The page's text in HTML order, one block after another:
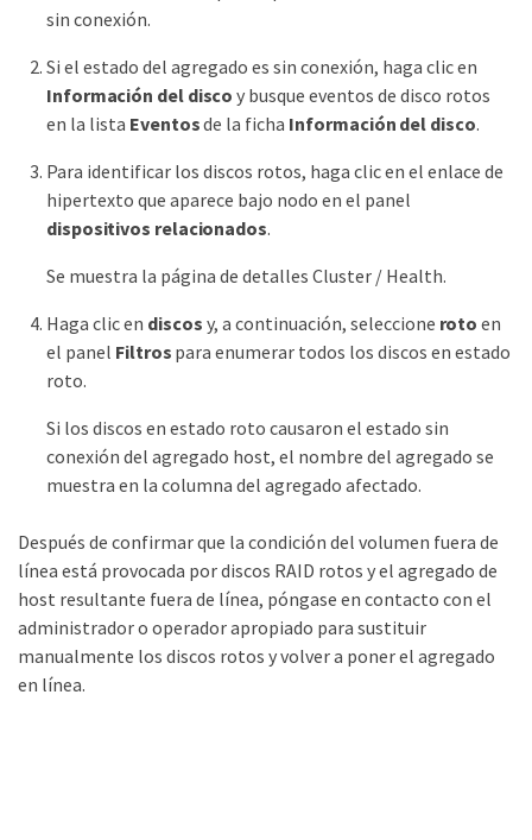
sin conexión.
Si el estado del agregado es sin conexión, haga clic en
Información del disco y busque eventos de disco rotos
en la lista Eventosde la ficha Información del disco.
Para identificar los discos rotos, haga clic en el enlace de
hipertexto que aparece bajo nodo en el panel
dispositivos relacionados.
Se muestra la página de detalles Cluster / Health.
Haga clic en discos y, a continuación, seleccione roto en
el panel Filtros para enumerar todos los discos en estado
roto.
Si los discos en estado roto causaron el estado sin
conexión del agregado host, el nombre del agregado se
muestra en la columna del agregado afectado.
Después de confirmar que la condición del volumen fuera de
línea está provocada por discos RAID rotos y el agregado de
host resultante fuera de línea, póngase en contacto con el
administrador o operador apropiado para sustituir
manualmente los discos rotos y volver a poner el agregado
en línea.